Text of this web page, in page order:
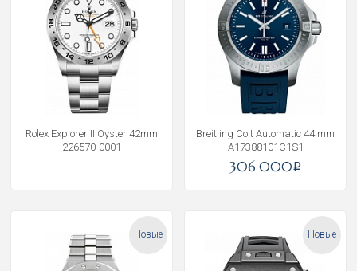
Rolex Explorer II Oyster 42mm
226570-0001
Breitling Colt Automatic 44 mm
A17388101C1S1
306 000i
Новые Новые